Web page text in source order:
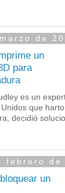
de
un
para
es un
que
decidió
febrero de
un